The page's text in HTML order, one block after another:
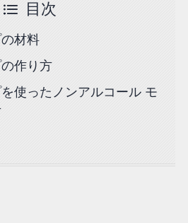
目次
材料
作り方
使ったノンアルコール モ